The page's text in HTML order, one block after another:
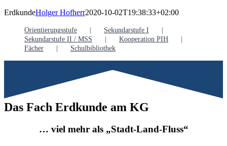
ErdkundeHolger Hofherr2020-10-02T19:38:33+02:00
Orientierungsstufe
Sekundarstufe I
Sekundarstufe II / MSS
Kooperation PIH
Fächer
Schulbibliothek
Das Fach Erdkunde am KG
… viel mehr als „Stadt-Land-Fluss“